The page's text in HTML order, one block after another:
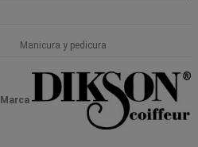
Manicura y pedicura
Marca